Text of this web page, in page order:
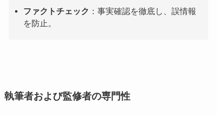
ファクトチェック ：事実確認を徹底し、誤情報
を防止。
執筆者および監修者の専門性